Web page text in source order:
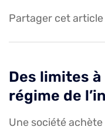
Partager cet article
Des limites
régime de
Une société